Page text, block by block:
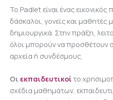
Το Padlet είναι ένας
δάσκαλοι, γονείς και μαθητές
δημιουργικά. Στην πράξη,
όλοι μπορούν να προσθέτουν
αρχεία ή συνδέσμους.
Οι εκπαιδευτικοί το
σχέδια μαθημάτων,